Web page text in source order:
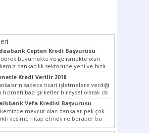
Cepten Kredi Başvurusu
8444
büyümekte ve gelişmekte olan
bankacılık sektörüne yeni ve hızlı
giriş yapmış olan...
Kredi Verilir 2018
sadece ticari işletmelere verdiği
hizmeti bazı şirketler bireysel olarak da
Senetle kredi...
Vefa Kredisi Başvurusu
mevcut olan bankalar pek çok
kesime hitap etmek ile beraber bu
son...